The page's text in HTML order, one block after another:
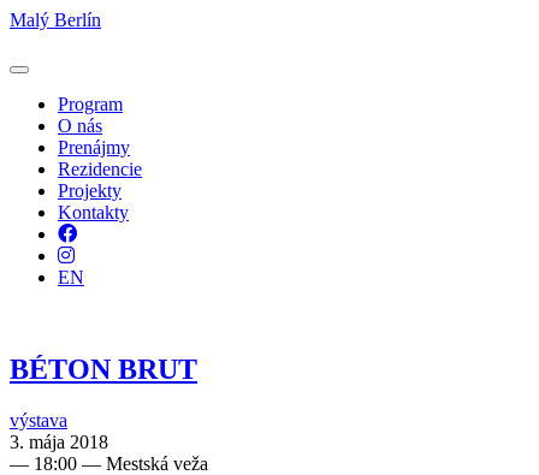
Malý Berlín
Program
O nás
Prenájmy
Rezidencie
Projekty
Kontakty
Facebook
Instagram
EN
BÉTON BRUT
výstava
3. mája 2018
— 18:00 — Mestská veža